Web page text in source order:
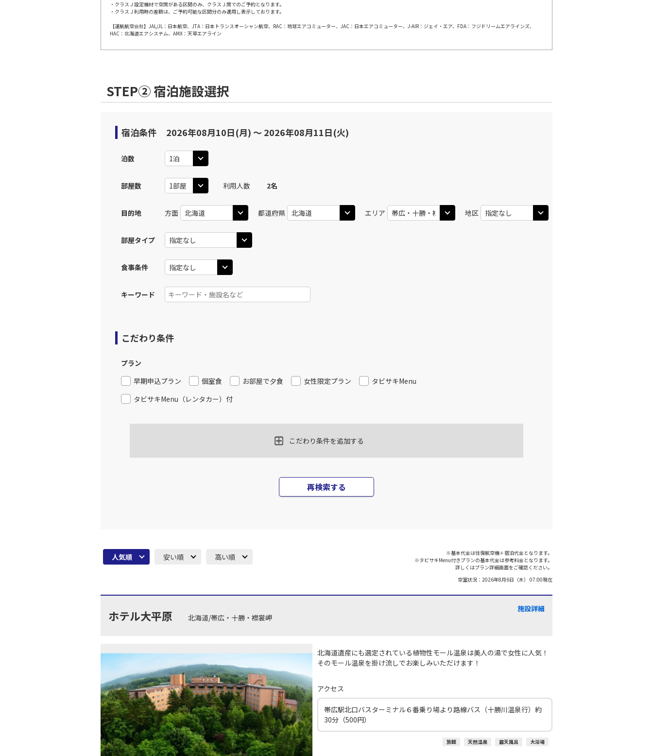
上記航空便のクラスJを利用する ×
11:05 15:25 × -
JAL188
乗継便あり 14:45 19:20
上記航空便のクラスJを利用する × -
13:15 21:40 ○ +0円
上記航空便のクラスJを利用する ○ +
・クラスＪ設定機材で空席がある区間のみ、クラスＪ席でのご予約となります。
・クラスＪ利用時の差額は、ご予約可能な区間分のみ適用し表示しております。
【運航航空会社】JAL/JL：日本航空、JTA：日本トランスオーシャン航空、RAC：琉球エアコミューター、JAC：日本エアコミューター、J-AIR：ジェイ・エア、FDA：フジドリームエアラインズ、
HAC：北海道エアシステム、AMX：天草エアライン
STEP② 宿泊施設選択
宿泊条件 2026年08月10日(月) 〜 2026年08月11日(火)
泊数
部屋数 利用人数 2名
目的地 方面 都道府県 エリア 地区
部屋タイプ
食事条件
キーワード
こだわり条件
プラン
早期申込プラン
個室食 お部屋で夕食 女性限定プラン
タビサキMenu
タビサキMenu（レンタカー）付
こだわり条件を追加する
再検索する
人気順 安い順 高い順
※基本代金は往復航空機＋宿泊代金となります。
※タビサキMenu付きプランの基本代金は参考料金となります。
詳しくはプラン詳細画面をご確認ください。
空室状況： 2026年8月6日（木） 07:00現在
ホテル大平原 北海道/帯広・十勝・襟裳岬
施設詳細
北海道遺産にも選定されている植物性モール温泉は美人の湯で女性に人気！
そのモール温泉を掛け流しでお楽しみいただけます！
アクセス
帯広駅北口バスターミナル６番乗り場より路線バス（十勝川温泉行）約
30分（500円）
旅館 天然温泉 露天風呂 大浴場